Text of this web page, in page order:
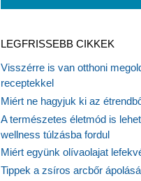
LEGFRISSEBB CIKKEK
Visszérre is van otthoni
receptekkel
Miért ne hagyjuk ki az
A természetes életmód is
wellness túlzásba fordul
Miért együnk olívaolajat
Tippek a zsíros arcbőr